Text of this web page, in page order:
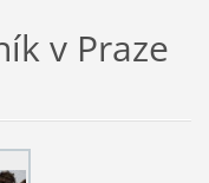
v Praze